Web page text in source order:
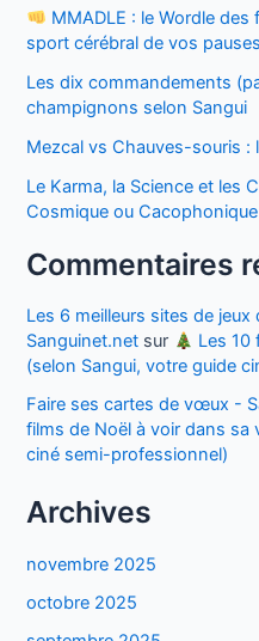
MMADLE : le Wordle
sport cérébral de vos
Les dix commandements
champignons selon Sangui
Mezcal vs Chauves-souris :
Le Karma, la Science et les
Cosmique ou
Commentaires
Les 6 meilleurs sites de
Sanguinet.net sur
Les 10
(selon Sangui, votre guide
Faire ses cartes de vœux -
films de Noël à voir dans sa
ciné semi-professionnel)
Archives
novembre 2025
octobre 2025